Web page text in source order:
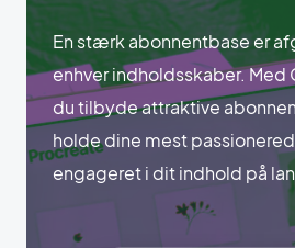
En stærk abonnentbase er
enhver indholdsskaber. Med
du tilbyde attraktive
holde dine mest
engageret i dit indhold på